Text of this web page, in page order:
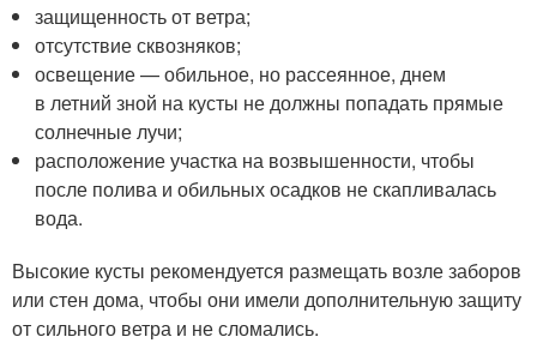
защищенность от ветра;
отсутствие сквозняков;
освещение — обильное, но рассеянное, днем
в летний зной на кусты не должны попадать прямые
солнечные лучи;
расположение участка на возвышенности, чтобы
после полива и обильных осадков не скапливалась
вода.
Высокие кусты рекомендуется размещать возле заборов
или стен дома, чтобы они имели дополнительную защиту
от сильного ветра и не сломались.